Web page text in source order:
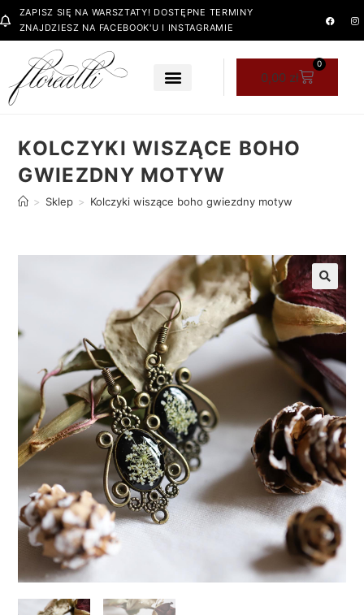
ZAPISZ SIĘ NA WARSZTATY! DOSTĘPNE TERMINY
ZNAJDZIESZ NA FACEBOOK'U I INSTAGRAMIE
0,00 zł
0
KOLCZYKI WISZĄCE BOHO
GWIEZDNY MOTYW
> Sklep > Kolczyki wiszące boho gwiezdny motyw